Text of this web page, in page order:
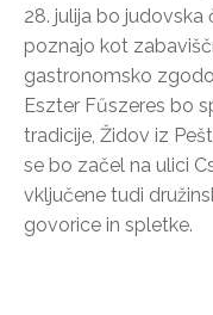
28. julija bo
poznajo kot
gastronomsko
Eszter Fűszeres bo
tradicije, Židov iz
se bo začel na ulici
vključene tudi
govorice in spletke.